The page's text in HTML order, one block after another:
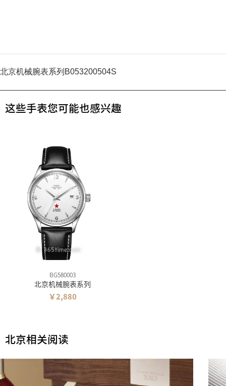
北京机械腕表系列B053200504S
这些手表您可能也感兴趣
BG580003
北京机械腕表系列
￥2,880
北京相关阅读